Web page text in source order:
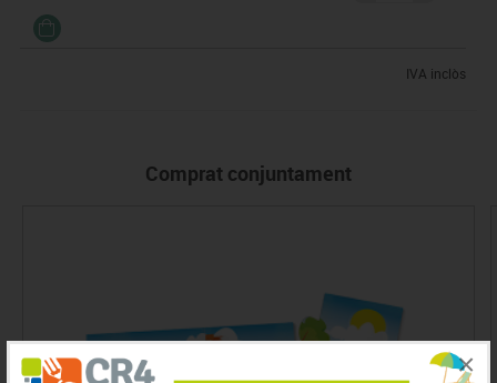
×
IVA inclòs
Comprat conjuntament